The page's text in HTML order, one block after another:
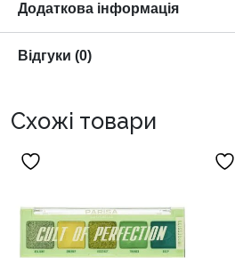
Додаткова інформація
Відгуки (0)
Схожі товари